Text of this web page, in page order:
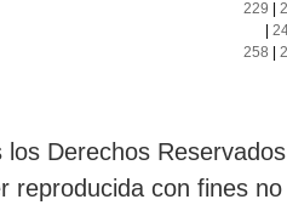
229
258
los Derechos
reproducida con fines